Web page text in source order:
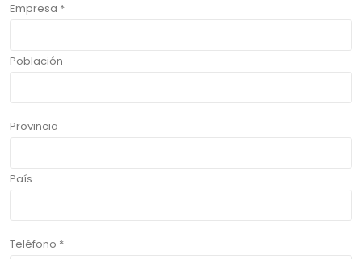
Empresa *
Población
Provincia
País
Teléfono *